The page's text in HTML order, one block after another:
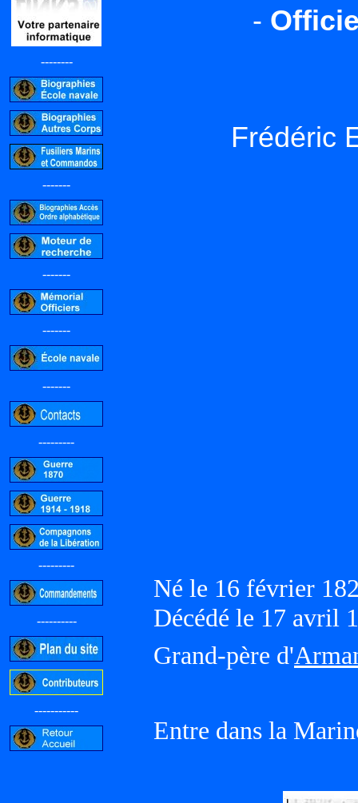
--------
-------
-------
-------
-------
---------
---------
----------
-----------
-
Frédéric
Né le 16 février
Décédé le 17 avril
Grand-père d'
Entre dans la